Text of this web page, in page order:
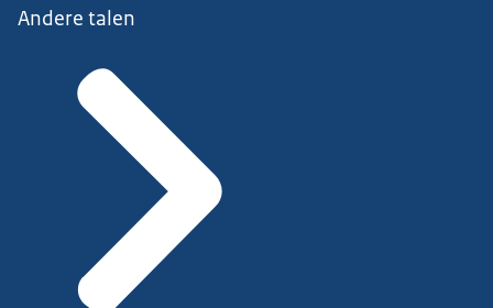
Andere talen